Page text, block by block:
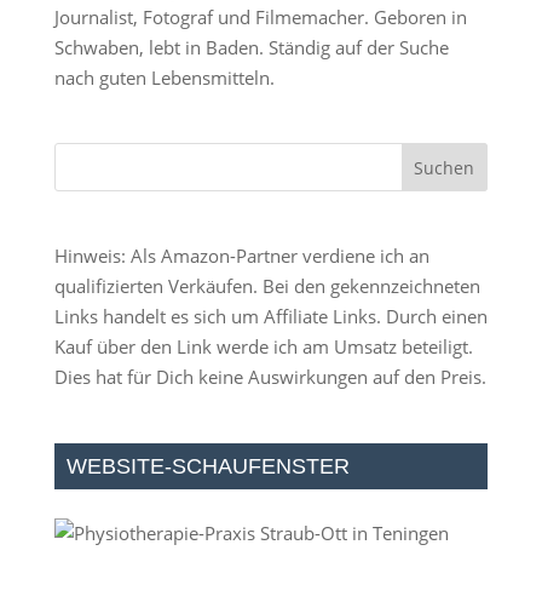
Journalist, Fotograf und Filmemacher. Geboren in
Schwaben, lebt in Baden. Ständig auf der Suche
nach guten Lebensmitteln.
Hinweis: Als Amazon-Partner verdiene ich an
qualifizierten Verkäufen. Bei den gekennzeichneten
Links handelt es sich um Affiliate Links. Durch einen
Kauf über den Link werde ich am Umsatz beteiligt.
Dies hat für Dich keine Auswirkungen auf den Preis.
WEBSITE-SCHAUFENSTER